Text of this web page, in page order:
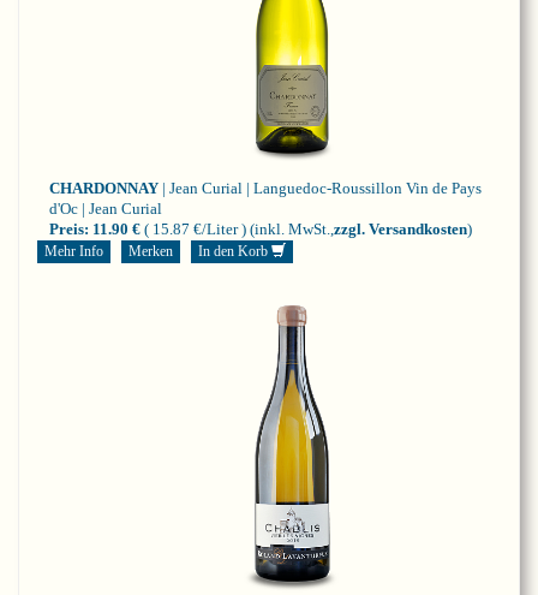
CHARDONNAY | Jean Curial | Languedoc-Roussillon Vin de Pays
d'Oc | Jean Curial
Preis: 11.90 € ( 15.87 €/Liter ) (inkl. MwSt., zzgl. Versandkosten)
Mehr Info Merken In den Korb